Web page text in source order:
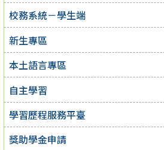
校務系統－學生端
新生專區
本土語言專區
自主學習
學習歷程服務平臺
獎助學金申請